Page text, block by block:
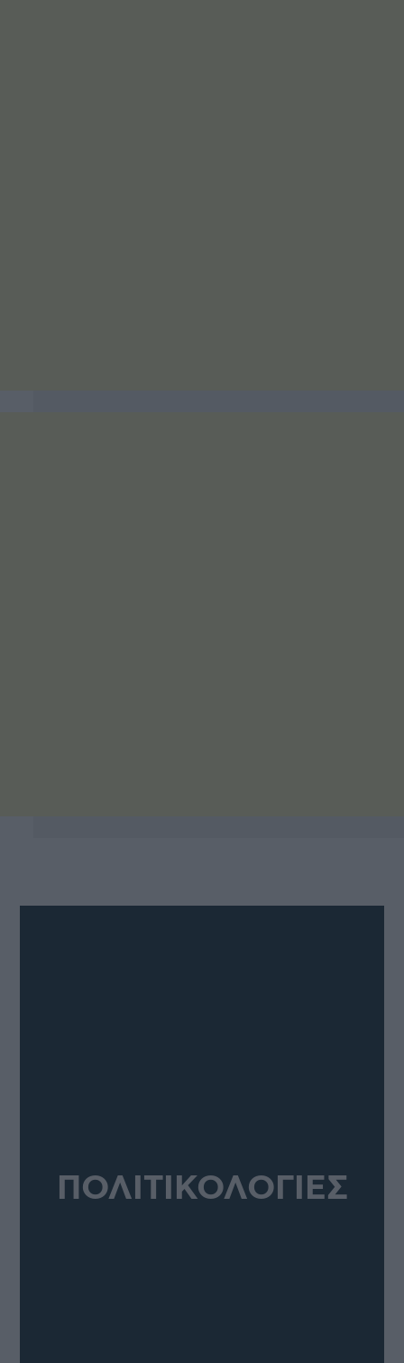
ΠΟΛΙΤΙΚΟΛΟΓΙΕΣ